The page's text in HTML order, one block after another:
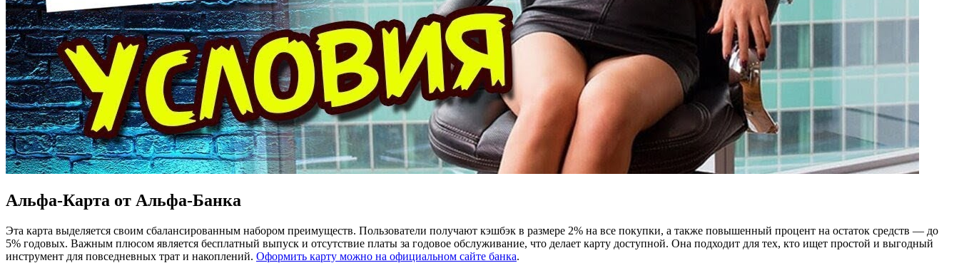
Альфа-Карта от Альфа-Банка
Эта карта выделяется своим сбалансированным набором преимуществ. Пользователи получают кэшбэк в размере 2% на все покупки, а также повышенный процент на остаток средств — до
5% годовых. Важным плюсом является бесплатный выпуск и отсутствие платы за годовое обслуживание, что делает карту доступной. Она подходит для тех, кто ищет простой и выгодный
инструмент для повседневных трат и накоплений. Оформить карту можно на официальном сайте банка.